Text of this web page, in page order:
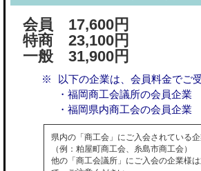
会員 17,600円
特商 23,100円
一般 31,900円
以下の企業は、会員料金でご
・福岡商工会議所の会員企業
・福岡県内商工会の会員企業
県内の「商工会」にご入会されている企
（例：粕屋町商工会、糸島市商工会）
他の「商工会議所」にご入会の企業様